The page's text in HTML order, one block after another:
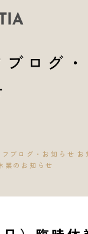
ログ・
フブログ・お知らせ お
業のお知らせ